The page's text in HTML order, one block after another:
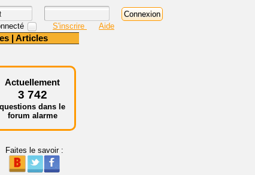
S'inscrire Aide
| Articles
Actuellement
3 742
questions dans le
forum alarme
Faites le savoir :